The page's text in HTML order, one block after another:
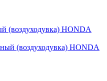
(воздуходувка) HONDA